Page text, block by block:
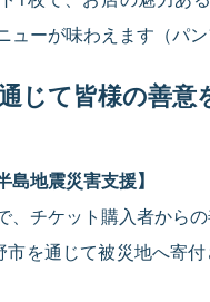
ューが味わえます（パン
じて皆様の善意
島地震災害支援】
、チケット購入者から
を通じて被災地へ寄